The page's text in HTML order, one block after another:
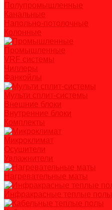
Полупромышленные
Канальные
Напольно-потолочные
Колонные
Промышленные
VRF системы
Чиллеры
Фанкойлы
Мульти сплит-системы
Внешние блоки
Внутренние блоки
Комплекты
Микроклимат
Осушители
Увлажнители
Нагревательные маты
Инфракрасные теплые полы